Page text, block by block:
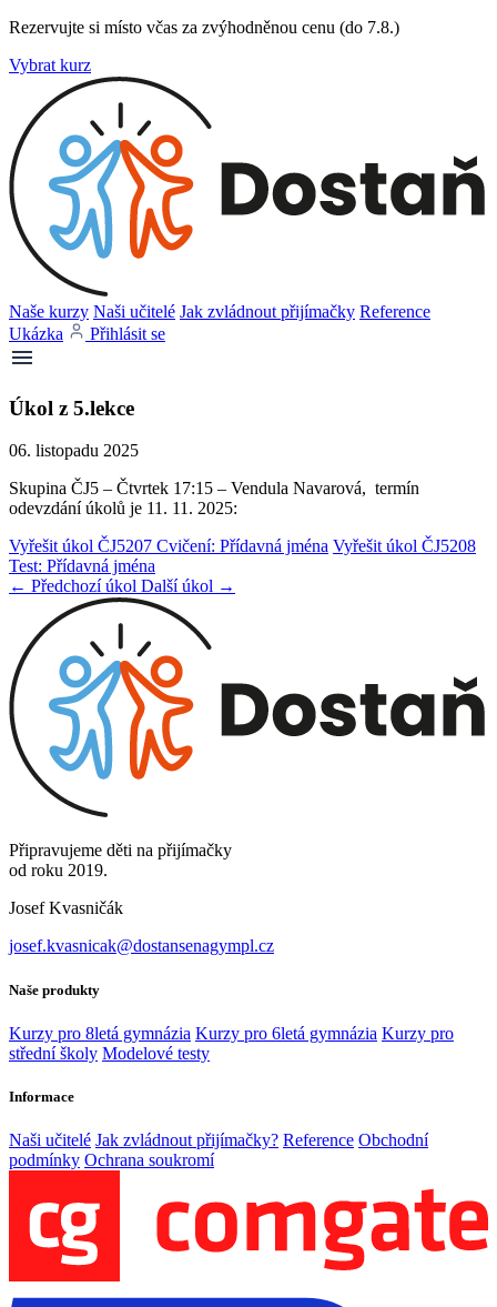
Rezervujte si místo včas za zvýhodněnou cenu (do 7.8.)
Vybrat kurz
Naše kurzy Naši učitelé Jak zvládnout přijímačky Reference
Ukázka
Přihlásit se
Úkol z 5.lekce
06. listopadu 2025
Skupina ČJ5 – Čtvrtek 17:15 – Vendula Navarová, termín
odevzdání úkolů je 11. 11. 2025:
Vyřešit úkol ČJ5207 Cvičení: Přídavná jména Vyřešit úkol ČJ5208
Test: Přídavná jména
← Předchozí úkol Další úkol →
Připravujeme děti na přijímačky
od roku 2019.
Josef Kvasničák
josef.kvasnicak@dostansenagympl.cz
Naše produkty
Kurzy pro 8letá gymnázia Kurzy pro 6letá gymnázia Kurzy pro
střední školy Modelové testy
Informace
Naši učitelé Jak zvládnout přijímačky? Reference Obchodní
podmínky Ochrana soukromí